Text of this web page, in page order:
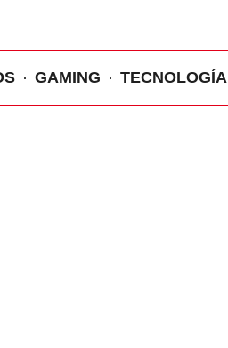
GAMING TECNOLOGÍA